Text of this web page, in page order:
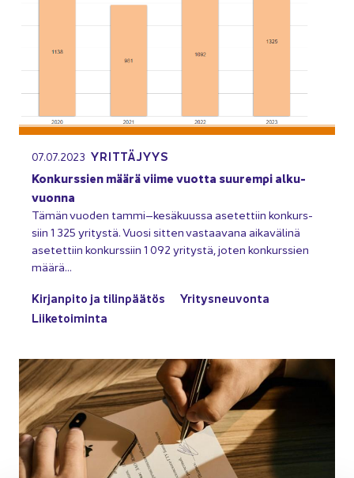
07.07.2023 YRIT­TÄ­JYYS
Kon­kurs­sien määrä viime vuot­ta suu­rem­pi al­ku­
vuon­na
Tämän vuo­den tammi–ke­sä­kuus­sa ase­tet­tiin kon­kurs­
siin 1 325 yri­tys­tä. Vuosi sit­ten vas­taa­va­na ai­ka­vä­li­nä
ase­tet­tiin kon­kurs­siin 1 092 yri­tys­tä, joten kon­kurs­sien
määrä…
Kir­jan­pi­to ja ti­lin­pää­tös
Yri­tys­neu­von­ta
Lii­ke­toi­min­ta